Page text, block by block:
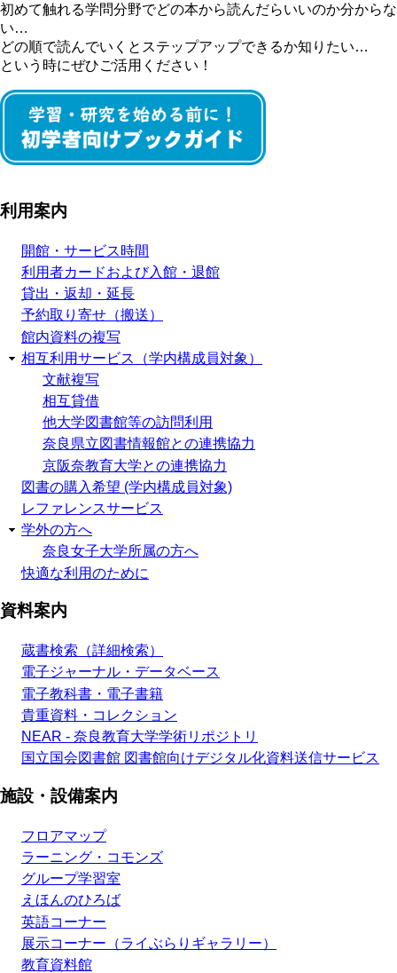
初めて触れる学問分野でどの本から読んだらいいのか分からな
い…
どの順で読んでいくとステップアップできるか知りたい…
という時にぜひご活用ください！
利用案内
開館・サービス時間
利用者カードおよび入館・退館
貸出・返却・延長
予約取り寄せ（搬送）
館内資料の複写
相互利用サービス（学内構成員対象）
文献複写
相互貸借
他大学図書館等の訪問利用
奈良県立図書情報館との連携協力
京阪奈教育大学との連携協力
図書の購入希望 (学内構成員対象)
レファレンスサービス
学外の方へ
奈良女子大学所属の方へ
快適な利用のために
資料案内
蔵書検索（詳細検索）
電子ジャーナル・データベース
電子教科書・電子書籍
貴重資料・コレクション
NEAR - 奈良教育大学学術リポジトリ
国立国会図書館 図書館向けデジタル化資料送信サービス
施設・設備案内
フロアマップ
ラーニング・コモンズ
グループ学習室
えほんのひろば
英語コーナー
展示コーナー（ライぶらりギャラリー）
教育資料館